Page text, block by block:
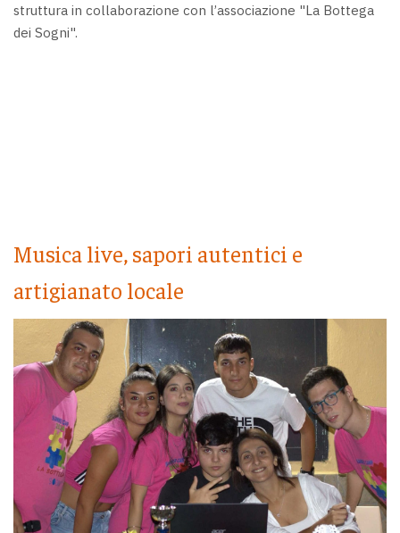
struttura in collaborazione con l’associazione "La Bottega
dei Sogni".
Musica live, sapori autentici e
artigianato locale